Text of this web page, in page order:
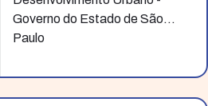
Governo do Estado de São
Paulo